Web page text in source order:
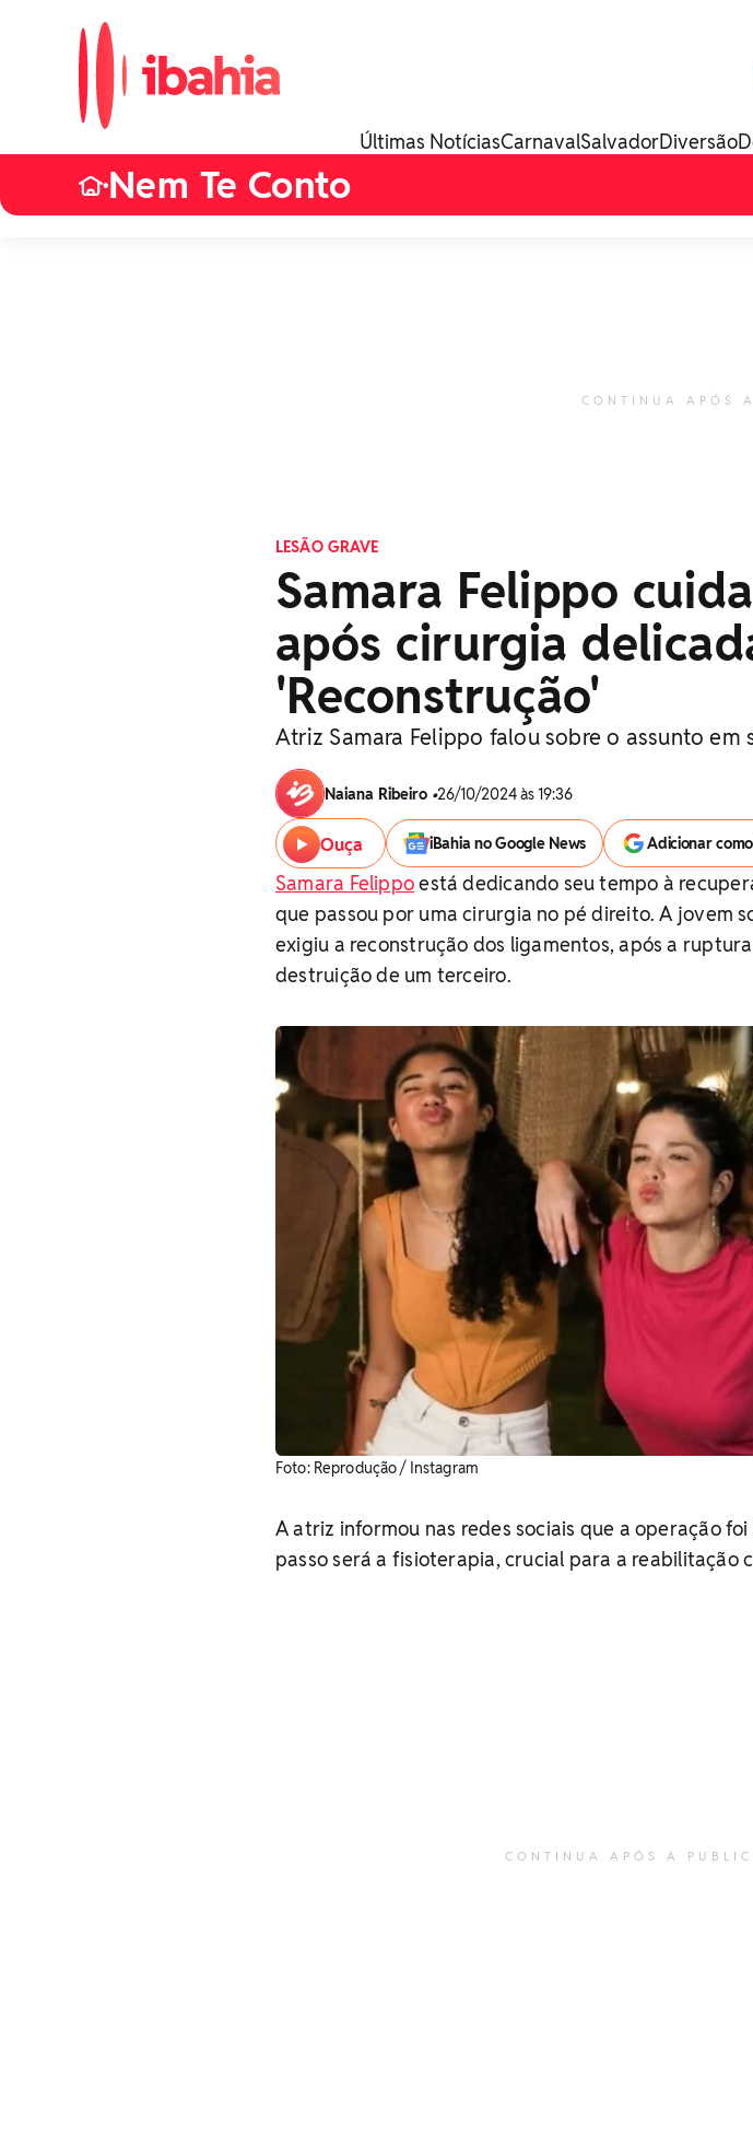
Últimas NotíciasCarnavalSalvadorDiversão
•Nem Te Conto
CONTINUA APÓS
LESÃO GRAVE
Samara Felippo
após cirurgia
'Reconstrução'
Atriz Samara Felippo falou sobre o assunto em
Naiana Ribeiro •26/10/2024 às 19:36
Ouça iBahia no Google News Adicionar
Samara Felippoestá dedicando seu tempo à
que passou por uma cirurgia no pé direito. A jovem
exigiu a reconstrução dos ligamentos, após a
destruição de um terceiro.
Foto: Reprodução / Instagram
A atriz informou nas redes sociais que a operação
passo será a fisioterapia, crucial para a reabilitação
CONTINUA APÓS A